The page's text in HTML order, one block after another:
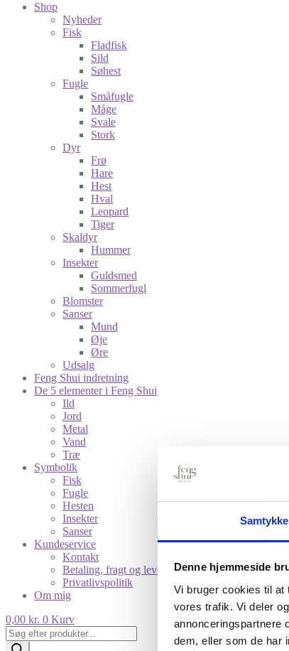
Samtykke
Denne hjemmeside
Vi bruger cookies til at
vores trafik. Vi deler
annonceringspartnere
dem, eller som de har
Shop
Nyheder
Fisk
Fladfisk
Sild
Søhest
Fugle
Småfugle
Måge
Svale
Stork
Dyr
Frø
Hare
Hest
Hval
Leopard
Tiger
Skaldyr
Hummer
Insekter
Guldsmed
Sommerfugl
Blomster
Sanser
Mund
Øje
Øre
Udsalg
Feng Shui indretning
De 5 elementer i Feng Shui
Ild
Jord
Metal
Vand
Træ
Symbolik
Fisk
Fugle
Hesten
Insekter
Sanser
Kundeservice
Kontakt
Betaling, fragt og levering
Privatlivspolitik
Om mig
0,00 kr. 0 Kurv
Products
search